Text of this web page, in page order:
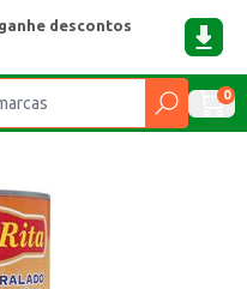
descontos
0